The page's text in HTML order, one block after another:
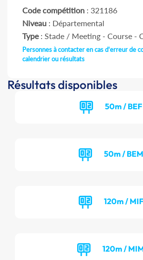
Code compétition : 321186
Niveau : Départemental
Type: Stade / Meeting - Course -
Personnes à contacter en cas d'erreur de
calendrier ou résultats
Résultats disponibles
50m / BEF
50m / BEM
120m / MIF
120m /